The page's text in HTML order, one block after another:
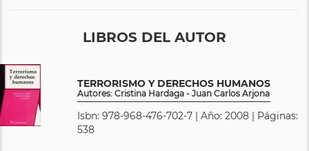
LIBROS DEL AUTOR
TERRORISMO Y DERECHOS HUMANOS
Autores: Cristina Hardaga - Juan Carlos Arjona
Isbn: 978-968-476-702-7 | Año: 2008 | Páginas:
538